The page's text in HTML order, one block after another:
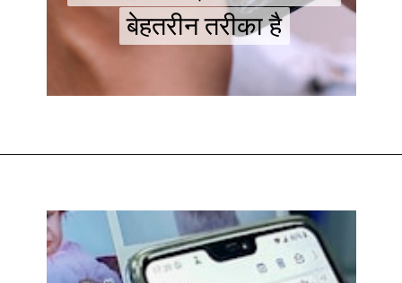
बेहतरीन तरीका है
बेहतरीन तरीका है